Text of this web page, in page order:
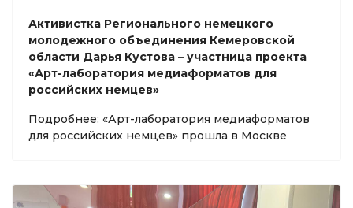
Активистка Регионального немецкого
молодежного объединения Кемеровской
области Дарья Кустова – участница проекта
«Арт-лаборатория медиаформатов для
российских немцев»
Подробнее: «Арт-лаборатория медиаформатов
для российских немцев» прошла в Москве